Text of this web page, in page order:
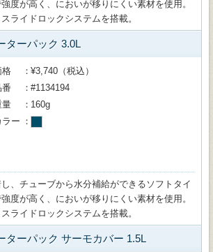
度が高く、においが移りにくい素材を使用。
ライドロックシステムを搭載。
ターパック 3.0L
格
¥3,740（税込）
番
#1134194
量
160g
ラー
、チューブから水分補給ができるソフトタイ
度が高く、においが移りにくい素材を使用。
ライドロックシステムを搭載。
ターパック サーモカバー 1.5L